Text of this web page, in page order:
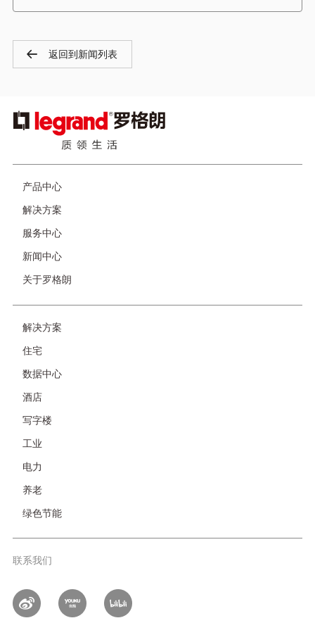
返回到新闻列表
像
页产品中心
解决方案
服务中心
新闻中心
关于罗格朗
友
链
接-
非
首
页
解决方案
住宅
数据中心
酒店
写字楼
工业
电力
养老
绿色节能
联系我们